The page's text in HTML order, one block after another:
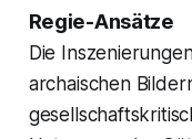
Regie-Ansätze
Die
archaischen